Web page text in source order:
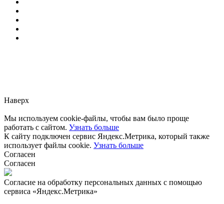
Наверх
Мы используем cookie-файлы, чтобы вам было проще
работать с сайтом. Узнать больше
К сайту подключен сервис Яндекс.Метрика, который также
использует файлы cookie. Узнать больше
Согласен
Согласен
Согласие на обработку персональных данных с помощью
сервиса «Яндекс.Метрика»